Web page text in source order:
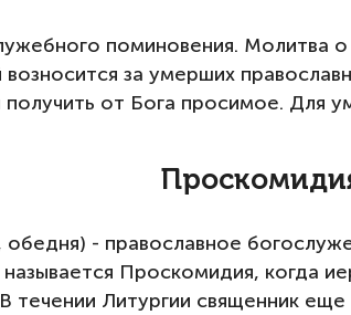
поминовения. Молитва
за умерших
получить от Бога просимое. Для
обедня) - православное
называется Проскомидия, когда
течении Литургии священник